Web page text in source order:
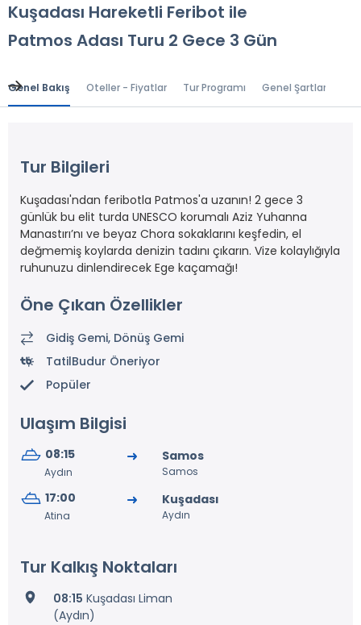
Kuşadası Hareketli Feribot ile
Patmos Adası Turu 2 Gece 3 Gün
Genel Bakış Oteller - Fiyatlar Tur Programı Genel Şartlar
Tur Bilgileri
Kuşadası'ndan feribotla Patmos'a uzanın! 2 gece 3
günlük bu elit turda UNESCO korumalı Aziz Yuhanna
Manastırı’nı ve beyaz Chora sokaklarını keşfedin, el
değmemiş koylarda denizin tadını çıkarın. Vize kolaylığıyla
ruhunuzu dinlendirecek Ege kaçamağı!
Öne Çıkan Özellikler
Gidiş Gemi, Dönüş Gemi
TatilBudur Öneriyor
Popüler
Ulaşım Bilgisi
08:15
Aydın
Samos
Samos
17:00
Atina
Kuşadası
Aydın
Tur Kalkış Noktaları
08:15 Kuşadası Liman
(Aydın)